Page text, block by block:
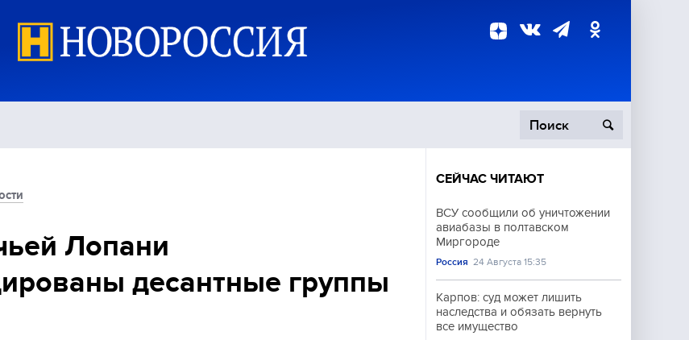
Политика
Экономика
Происшествия
Спорт
Лопани
десантные группы
СЕЙЧАС ЧИТАЮТ
ВСУ сообщили об уничтожении
авиабазы в полтавском
Миргороде
Россия 24 Августа 15:35
Карпов: суд может лишить
наследства и обязать вернуть
все имущество